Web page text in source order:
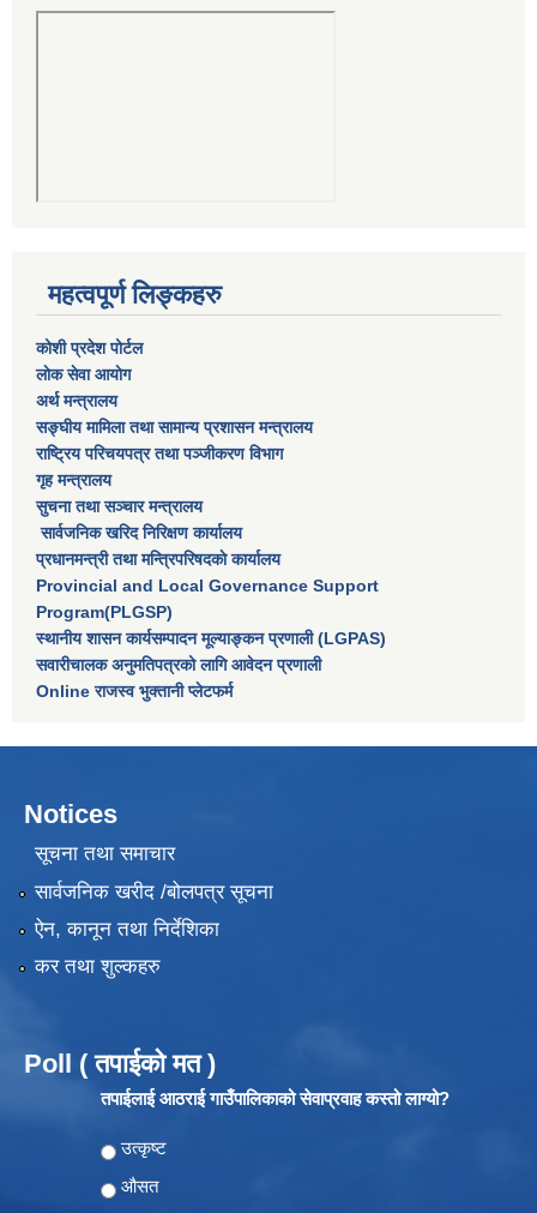
महत्वपूर्ण लिङ्कहरु
कोशी प्रदेश पोर्टल
लाेक सेवा आयाेग
अर्थ मन्त्रालय
सङ्घीय मामिला तथा सामान्य प्रशासन मन्त्रालय
राष्‍ट्रिय परिचयपत्र तथा पञ्‍जीकरण विभाग
गृह मन्त्रालय
सुचना तथा सञ्चार मन्त्रालय
सार्वजनिक खरिद निरिक्षण कार्यालय
प्रधानमन्त्री तथा मन्त्रिपरिषदकाे कार्यालय
Provincial and Local Governance Support
Program(PLGSP)
स्थानीय शासन कार्यसम्पादन मूल्याङ्कन प्रणाली (LGPAS)
सवारीचालक अनुमतिपत्रको लागि आवेदन प्रणाली
Online राजस्व भुक्तानी प्लेटफर्म
Notices
सूचना तथा समाचार
सार्वजनिक खरीद /बोलपत्र सूचना
ऐन, कानून तथा निर्देशिका
कर तथा शुल्कहरु
Poll ( तपाईको मत )
तपाईलाई आठराई गाउँपालिकाको सेवाप्रवाह कस्तो लाग्यो?
Choices
उत्कृष्ट
औसत